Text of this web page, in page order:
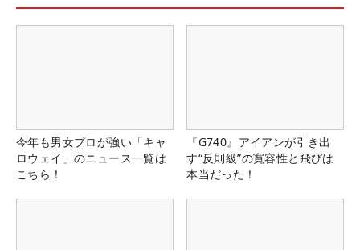
今年も男女プロが強い「キャ
ロウェイ」のニュース一覧は
こちら！
『G740』アイアンが引き出
す“反則級”の寛容性と飛びは
本当だった！